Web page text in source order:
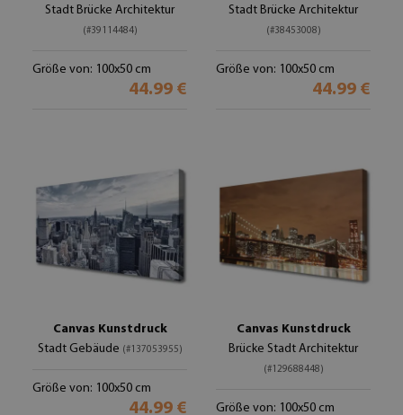
Stadt Brücke Architektur
(#39114484)
Größe von: 100x50 cm
44.99 €
Stadt Brücke Architektur
(#38453008)
Größe von: 100x50 cm
44.99 €
Canvas Kunstdruck
Stadt Gebäude (#137053955)
Größe von: 100x50 cm
44.99 €
Canvas Kunstdruck
Brücke Stadt Architektur
(#129688448)
Größe von: 100x50 cm